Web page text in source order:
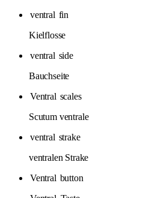
ventral fin
Kielflosse
ventral side
Bauchseite
Ventral scales
Scutum ventrale
ventral strake
ventralen Strake
Ventral button